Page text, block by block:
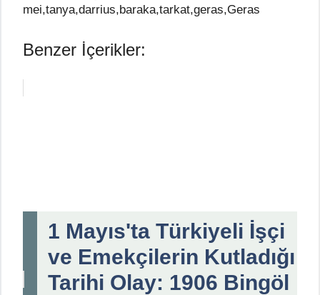
mei,tanya,darrius,baraka,tarkat,geras,Geras
Benzer İçerikler:
1 Mayıs'ta Türkiyeli İşçi
ve Emekçilerin Kutladığı
Tarihi Olay: 1906 Bingöl